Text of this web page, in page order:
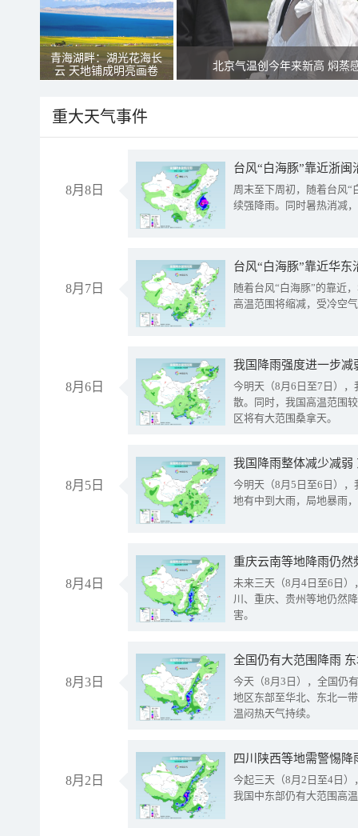
青海湖畔：湖光花海长
云 天地铺成明亮画卷
北京气温创今年来新高 焖蒸
重大天气事件
8月8日
台风“白海豚”靠近浙
周末至下周初，随着台风“
续强降雨。同时暑热消减
8月7日
台风“白海豚”靠近华
随着台风“白海豚”的靠近
高温范围将缩减，受冷空
8月6日
今明天（8月6日至7日）
散。同时，我国高温范围
区将有大范围桑拿天。
8月5日
我国降雨整体减少减弱
今明天（8月5日至6日）
地有中到大雨，局地暴雨
8月4日
重庆云南等地降雨仍然
未来三天（8月4日至6日
川、重庆、贵州等地仍然
害。
8月3日
全国仍有大范围降雨
今天（8月3日），全国仍
地区东部至华北、东北一
温闷热天气持续。
8月2日
今起三天（8月2日至4日
我国中东部仍有大范围高